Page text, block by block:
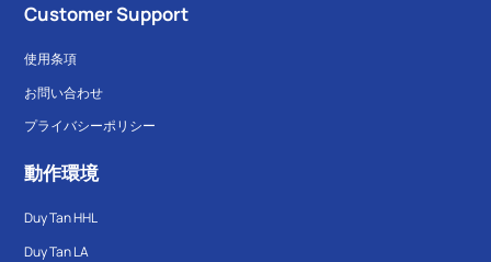
Customer Support
使用条項
お問い合わせ
プライバシーポリシー
動作環境
Duy Tan HHL
Duy Tan LA